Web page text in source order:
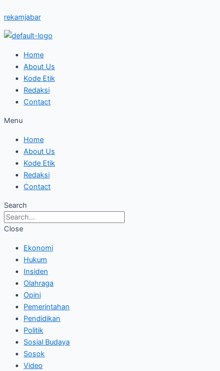
to
content
rekamjabar
Home
About Us
Kode Etik
Redaksi
Contact
Menu
Home
About Us
Kode Etik
Redaksi
Contact
Search
Close
Ekonomi
Hukum
Insiden
Olahraga
Opini
Pemerintahan
Pendidikan
Politik
Sosial Budaya
Sosok
Video
Quick
Pilgub
Jabar,
KDM
Komentar
Begini